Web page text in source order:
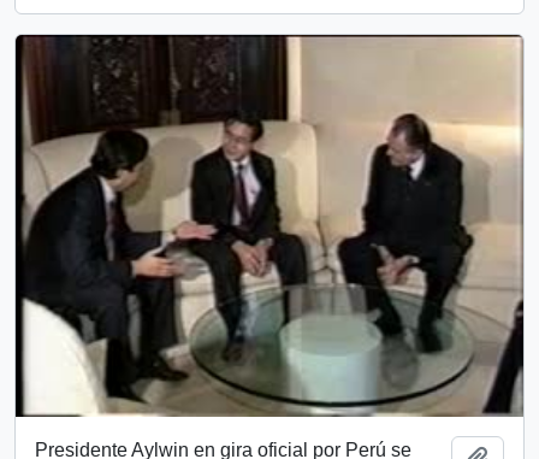
Presidente Aylwin en gira oficial por Perú se